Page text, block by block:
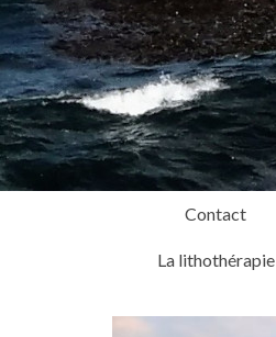
Contact
La lithothérapie